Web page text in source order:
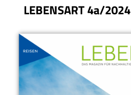
LEBENSART 4a/2024